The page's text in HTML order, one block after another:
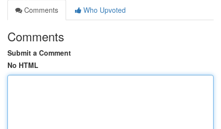
Comments
Who Upvoted
Comments
Submit a Comment
No HTML